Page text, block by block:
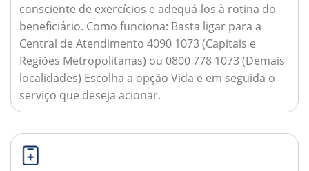
consciente de exercícios e adequá-los à rotina do
beneficiário. Como funciona: Basta ligar para a
Central de Atendimento 4090 1073 (Capitais e
Regiões Metropolitanas) ou 0800 778 1073 (Demais
localidades) Escolha a opção Vida e em seguida o
serviço que deseja acionar.